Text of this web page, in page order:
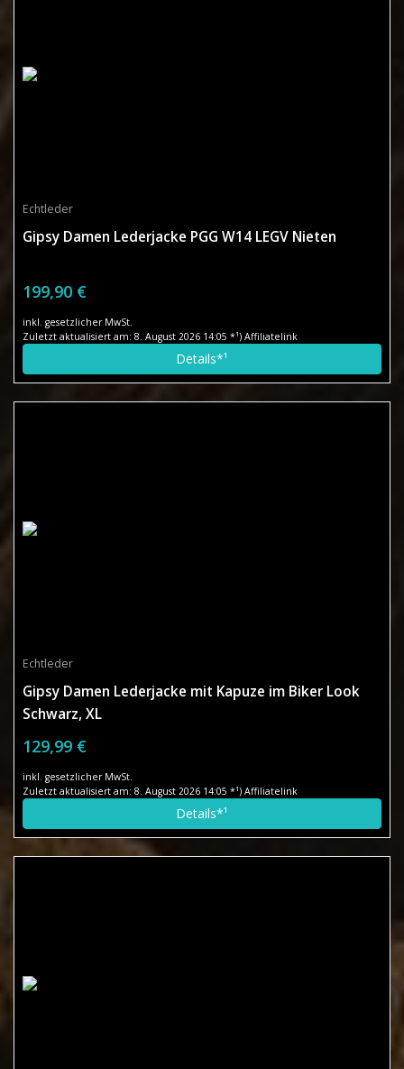
Echtleder
Gipsy Damen Lederjacke PGG W14 LEGV Nieten
199,90 €
inkl. gesetzlicher MwSt.
Zuletzt aktualisiert am: 8. August 2026 14:05 *¹) Affiliatelink
Details*¹
Echtleder
Gipsy Damen Lederjacke mit Kapuze im Biker Look
Schwarz, XL
129,99 €
inkl. gesetzlicher MwSt.
Zuletzt aktualisiert am: 8. August 2026 14:05 *¹) Affiliatelink
Details*¹